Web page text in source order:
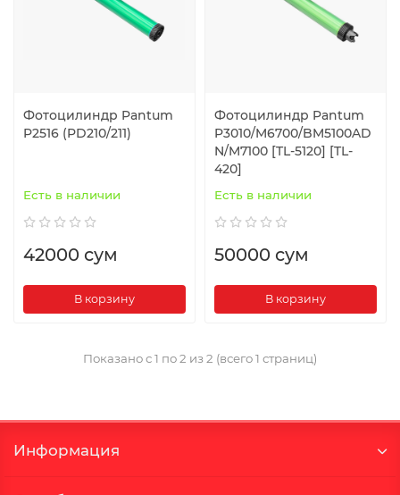
Фотоцилиндр Pantum
P2516 (PD210/211)
Есть в наличии
42000 сум
В корзину
Фотоцилиндр Pantum
P3010/M6700/BM5100AD
N/M7100 [TL-5120] [TL-
420]
Есть в наличии
50000 сум
В корзину
Показано с 1 по 2 из 2 (всего 1 страниц)
Информация